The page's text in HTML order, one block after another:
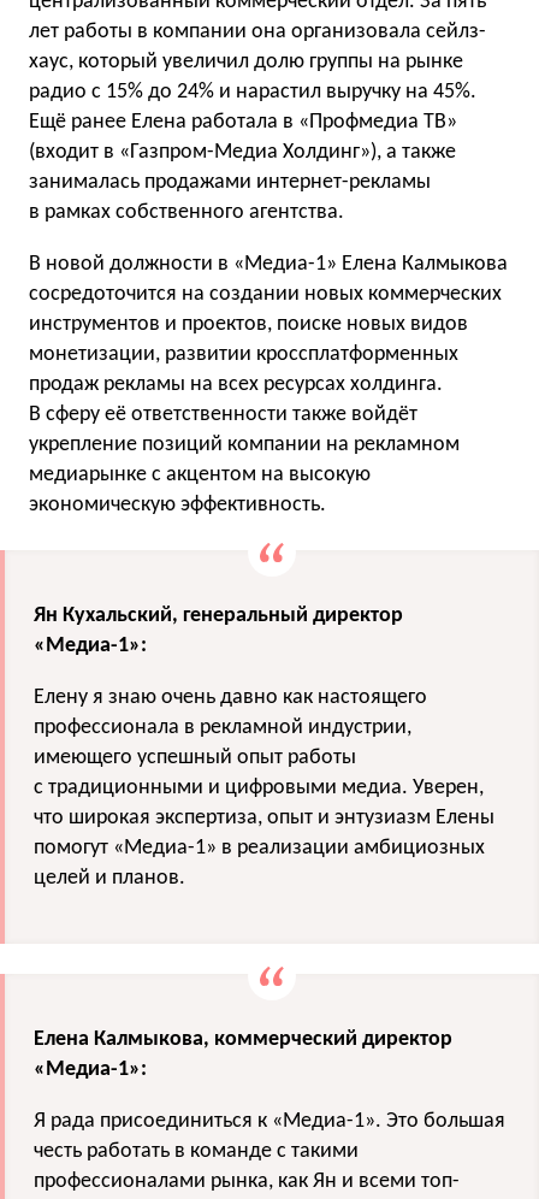
лет работы в компании она организовала сейлз-
хаус, который увеличил долю группы на рынке
радио с 15% до 24% и нарастил выручку на 45%.
Ещё ранее Елена работала в «Профмедиа ТВ»
(входит в «Газпром-Медиа Холдинг»), а также
занималась продажами интернет-рекламы
в рамках собственного агентства.
В новой должности в «Медиа-1» Елена Калмыкова
сосредоточится на создании новых коммерческих
инструментов и проектов, поиске новых видов
монетизации, развитии кроссплатформенных
продаж рекламы на всех ресурсах холдинга.
В сферу её ответственности также войдёт
укрепление позиций компании на рекламном
медиарынке с акцентом на высокую
экономическую эффективность.
Ян Кухальский, генеральный директор
«Медиа-1»:
Елену я знаю очень давно как настоящего
профессионала в рекламной индустрии,
имеющего успешный опыт работы
с традиционными и цифровыми медиа. Уверен,
что широкая экспертиза, опыт и энтузиазм Елены
помогут «Медиа-1» в реализации амбициозных
целей и планов.
Елена Калмыкова, коммерческий директор
«Медиа-1»:
Я рада присоединиться к «Медиа-1». Это большая
честь работать в команде с такими
профессионалами рынка, как Ян и всеми топ-